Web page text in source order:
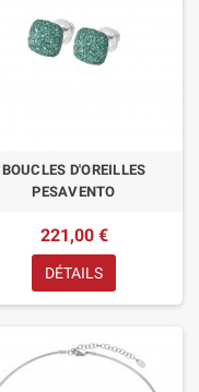
BOUCLES D'OREILLES
PESAVENTO
221,00 €
DÉTAILS